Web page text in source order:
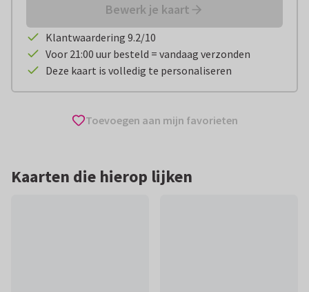
Bewerk je kaart
Klantwaardering 9.2/10
Voor 21:00 uur besteld = vandaag verzonden
Deze kaart is volledig te personaliseren
Toevoegen aan mijn favorieten
Kaarten die hierop lijken